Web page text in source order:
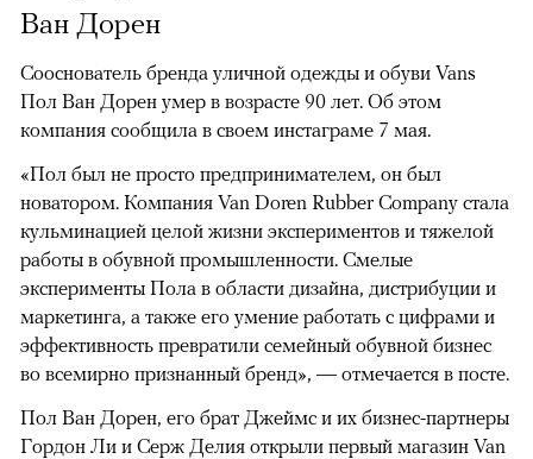
Ван Дорен
Сооснователь бренда уличной одежды и обуви Vans
Пол Ван Дорен умер в возрасте 90 лет. Об этом
компания сообщила в своем инстаграме 7 мая.
«Пол был не просто предпринимателем, он был
новатором. Компания Van Doren Rubber Company стала
кульминацией целой жизни экспериментов и тяжелой
работы в обувной промышленности. Смелые
эксперименты Пола в области дизайна, дистрибуции и
маркетинга, а также его умение работать с цифрами и
эффективность превратили семейный обувной бизнес
во всемирно признанный бренд», — отмечается в посте.
Пол Ван Дорен, его брат Джеймс и их бизнес-партнеры
Гордон Ли и Серж Делия открыли первый магазин Van